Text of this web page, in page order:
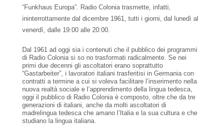
“Funkhaus Europa”. Radio Colonia trasmette, infatti,
ininterrottamente dal dicembre 1961, tutti i giorni, dal lunedì al
venerdì, dalle 19:00 alle 20:00.
Dal 1961 ad oggi sia i contenuti che il pubblico dei programmi
di Radio Colonia si so no trasformati radicalmente. Se nei
primi due decenni gli ascoltatori erano soprattutto
“Gastarbeiter”, i lavoratori italiani trasferitisi in Germania con
contratti a termine a cui si voleva facilitare l’inserimento nella
nuova realtà sociale e l’apprendimento della lingua tedesca,
oggi il pubblico di Radio Colonia è composto, oltre che da tre
generazioni di italiani, anche da molti ascoltatori di
madrelingua tedesca che amano l’Italia e la sua cultura e che
studiano la lingua italiana.